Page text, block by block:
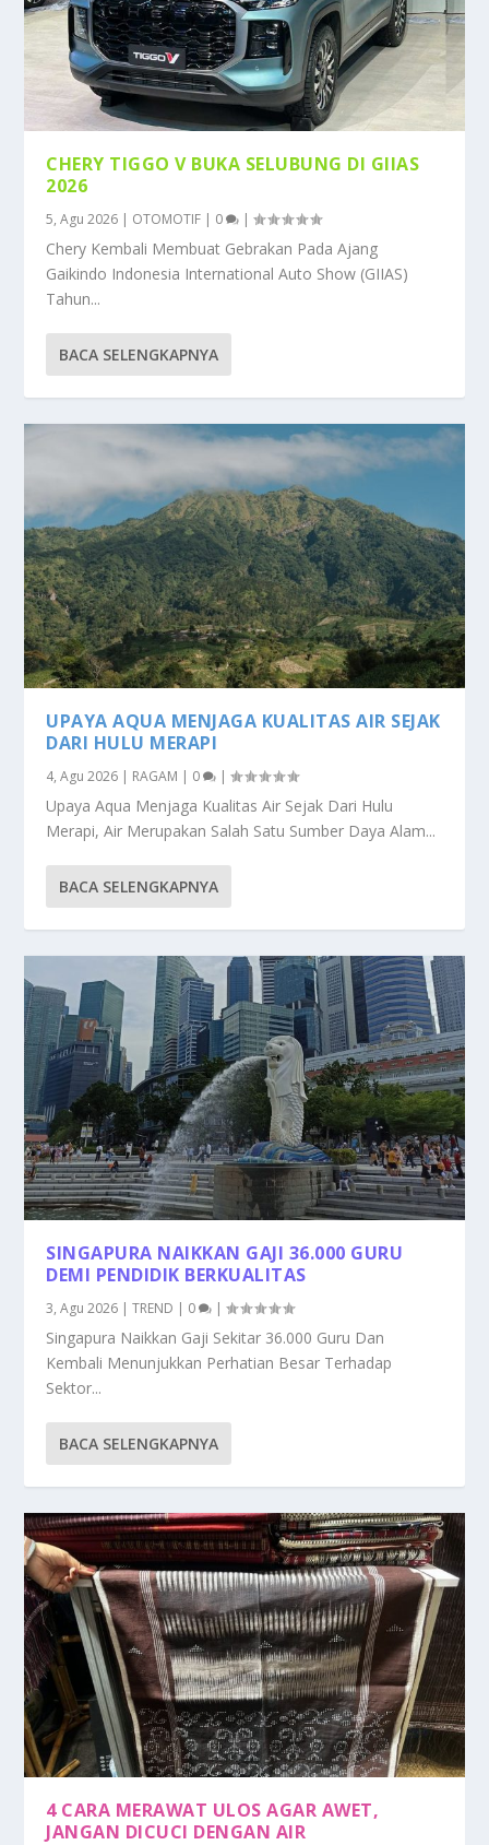
CHERY TIGGO V BUKA SELUBUNG DI GIIAS
2026
5, Agu 2026 | OTOMOTIF | 0 |
Chery Kembali Membuat Gebrakan Pada Ajang
Gaikindo Indonesia International Auto Show (GIIAS)
Tahun...
BACA SELENGKAPNYA
UPAYA AQUA MENJAGA KUALITAS AIR SEJAK
DARI HULU MERAPI
4, Agu 2026 | RAGAM | 0 |
Upaya Aqua Menjaga Kualitas Air Sejak Dari Hulu
Merapi, Air Merupakan Salah Satu Sumber Daya Alam...
BACA SELENGKAPNYA
SINGAPURA NAIKKAN GAJI 36.000 GURU
DEMI PENDIDIK BERKUALITAS
3, Agu 2026 |TREND | 0 |
Singapura Naikkan Gaji Sekitar 36.000 Guru Dan
Kembali Menunjukkan Perhatian Besar Terhadap
Sektor...
BACA SELENGKAPNYA
4 CARA MERAWAT ULOS AGAR AWET,
JANGAN DICUCI DENGAN AIR